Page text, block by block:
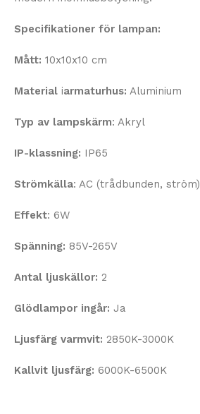
Specifikationer för lampan:
Mått: 10x10x10 cm
Material iarmaturhus: Aluminium
Typ av lampskärm: Akryl
IP-klassning: IP65
Strömkälla: AC (trådbunden, ström)
Effekt: 6W
Spänning: 85V-265V
Antal ljuskällor: 2
Glödlampor ingår: Ja
Ljusfärg varmvit: 2850K-3000K
Kallvit ljusfärg: 6000K-6500K